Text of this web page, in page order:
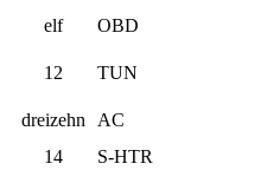
elf
OBD
12
TUN
dreizehn
AC
14
S-HTR